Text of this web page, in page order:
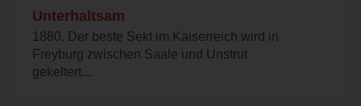
Unterhaltsam
1880. Der beste Sekt im Kaiserreich wird in
Freyburg zwischen Saale und Unstrut
gekeltert....